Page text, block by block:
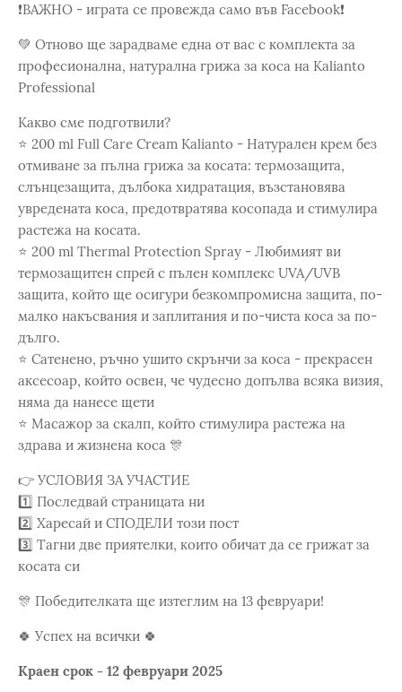
❗️ВАЖНО - играта се провежда само във Facebook❗️
💚 Отново ще зарадваме една от вас с комплекта за
професионална, натурална грижа за коса на Kalianto
Professional
Какво сме подготвили?
⭐️ 200 ml Full Care Cream Kalianto - Натурален крем без
отмиване за пълна грижа за косата: термозащита,
слънцезащита, дълбока хидратация, възстановява
увредената коса, предотвратява косопада и стимулира
растежа на косата.
⭐️ 200 ml Thermal Protection Spray - Любимият ви
термозащитен спрей с пълен комплекс UVA/UVB
защита, който ще осигури безкомпромисна защита, по-
малко накъсвания и заплитания и по-чиста коса за по-
дълго.
⭐️ Сатенено, ръчно ушито скрънчи за коса - прекрасен
аксесоар, който освен, че чудесно допълва всяка визия,
няма да нанесе щети
⭐️ Масажор за скалп, който стимулира растежа на
здрава и жизнена коса 🎊
👉 УСЛОВИЯ ЗА УЧАСТИЕ
1️⃣ Последвай страницата ни
2️⃣ Харесай и СПОДЕЛИ този пост
3️⃣ Тагни две приятелки, които обичат да се грижат за
косата си
🎊 Победителката ще изтеглим на 13 февруари!
🍀 Успех на всички 🍀
Краен срок - 12 февруари 2025